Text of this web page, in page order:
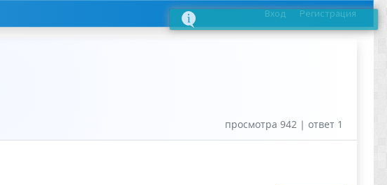
Вход Регистрация
просмотра 942 | ответ 1